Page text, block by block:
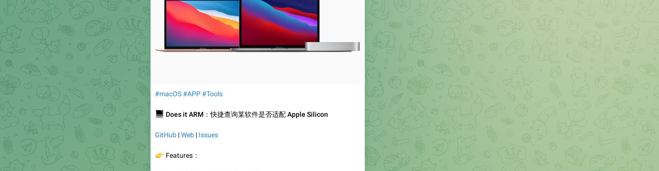
#macOS#APP#Tools
💻Does it ARM：快捷查询某软件是否适配 Apple Silicon
GitHub |Web | Issues
👉Features：